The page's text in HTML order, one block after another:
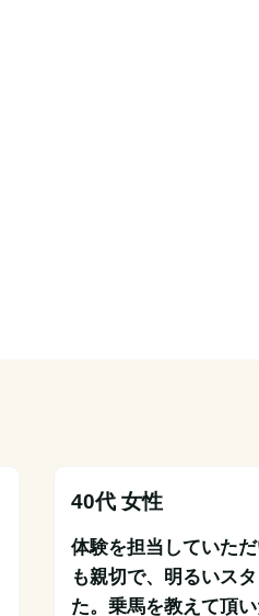
40代 女性
体験を担当していた
も親切で、明るいス
た。乗馬を教えて頂